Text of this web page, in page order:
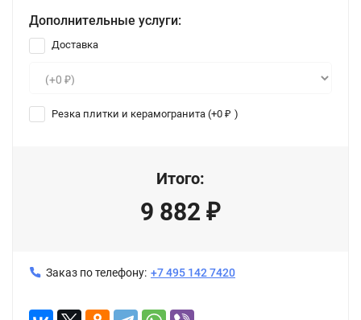
Дополнительные услуги:
Доставка
Резка плитки и керамогранита (+0 ₽ )
Итого:
9 882 ₽
Заказ по телефону: +7 495 142 7420